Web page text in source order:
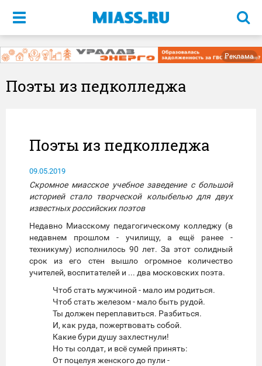
Меню
Реклама
Поэты из педколледжа
Поэты из педколледжа
09.05.2019
Скромное миасское учебное заведение с большой
историей стало творческой колыбелью для двух
известных российских поэтов
Недавно Миасскому педагогическому колледжу (в
недавнем прошлом - училищу, а ещё ранее -
техникуму) исполнилось 90 лет. За этот солидный
срок из его стен вышло огромное количество
учителей, воспитателей и ... два московских поэта.
Чтоб стать мужчиной - мало им родиться.
Чтоб стать железом - мало быть рудой.
Ты должен переплавиться. Разбиться.
И, как руда, пожертвовать собой.
Какие бури душу захлестнули!
Но ты солдат, и всё сумей принять:
От поцелуя женского до пули -